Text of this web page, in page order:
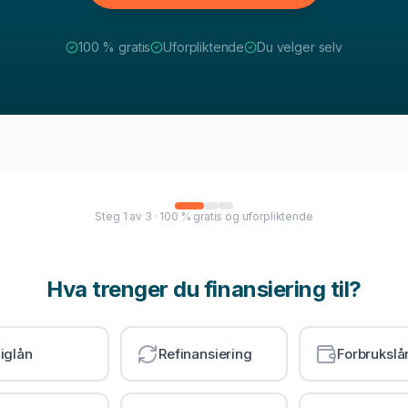
100 % gratis Uforpliktende Du velger selv
Steg 1 av 3 · 100 % gratis og uforpliktende
Hva trenger du finansiering til?
Refinansiering